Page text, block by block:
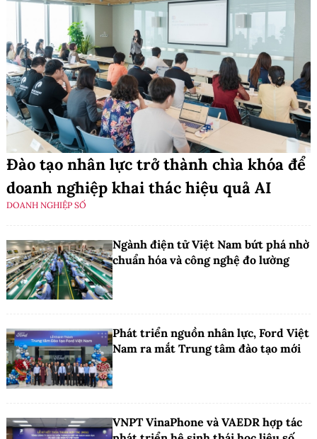
Đào tạo nhân lực trở thành chìa khóa để
doanh nghiệp khai thác hiệu quả AI
DOANH NGHIỆP SỐ
Ngành điện tử Việt Nam bứt phá nhờ
chuẩn hóa và công nghệ đo lường
Phát triển nguồn nhân lực, Ford Việt
Nam ra mắt Trung tâm đào tạo mới
VNPT VinaPhone và VAEDR hợp tác